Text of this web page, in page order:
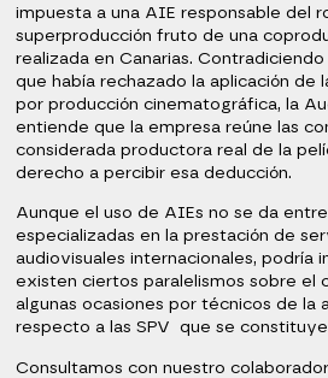
impuesta a una AIE responsable del
superproducción fruto de una
realizada en Canarias.
que había rechazado la aplicación de
por producción cinematográfica, la
entiende que la empresa reúne las
considerada productora real de la
derecho a percibir esa deducción.
Aunque el uso de AIEs no se da
especializadas en la prestación de
audiovisuales internacionales, podría
existen ciertos paralelismos sobre el
algunas ocasiones por técnicos de la
respecto a las SPV que se
Consultamos con nuestro colaborador